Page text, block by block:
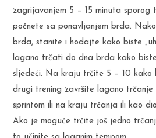
zagrijavanjem 5 – 15 minuta sporog
počnete sa ponavljanjem brda.
brda, stanite i hodajte kako biste
lagano trčati do dna brda kako
sljedeći. Na kraju trčite 5 – 10 kako
drugi trening završite lagano trčanje
sprintom ili na kraju trčanja ili kao
Ako je moguće trčite još jedno